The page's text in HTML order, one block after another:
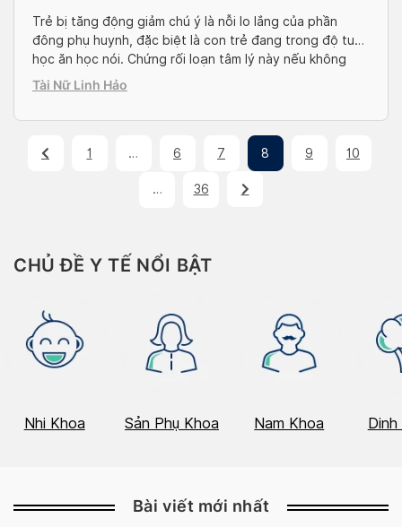
Trẻ bị tăng động giảm chú ý là nỗi lo lắng của phần
đông phụ huynh, đặc biệt là con trẻ đang trong độ tuổi
học ăn học nói. Chứng rối loạn tâm lý này nếu không
sớm phát hiện và biết cách ứng phó phù hợp, con trẻ
Tài Nữ Linh Hảo
1 … 6 7 8 9 10
… 36
CHỦ ĐỀ Y TẾ NỔI BẬT
Nhi Khoa Sản Phụ Khoa Nam Khoa Dinh
Bài viết mới nhất